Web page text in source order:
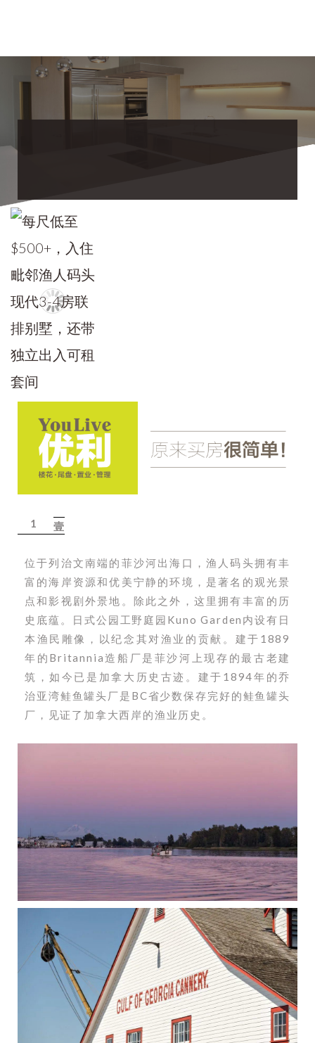
1 壹
位于列治文南端的菲沙河出海口，渔人码头拥有丰
富的海岸资源和优美宁静的环境，是著名的观光景
点和影视剧外景地。除此之外，这里拥有丰富的历
史底蕴。日式公园工野庭园Kuno Garden内设有日
本渔民雕像，以纪念其对渔业的贡献。建于1889
年的Britannia造船厂是菲沙河上现存的最古老建
筑，如今已是加拿大历史古迹。建于1894年的乔
治亚湾鲑鱼罐头厂是BC省少数保存完好的鲑鱼罐头
厂，见证了加拿大西岸的渔业历史。